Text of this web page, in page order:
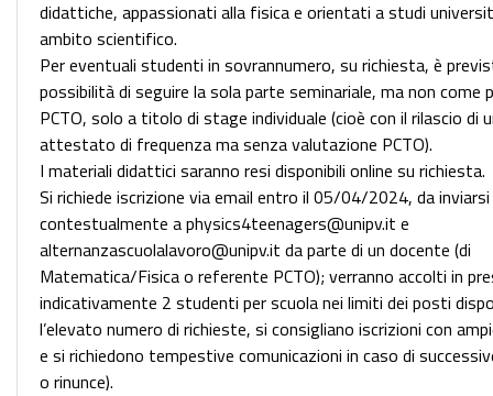
didattiche, appassionati alla fisica e orientati a studi
ambito scientifico.
Per eventuali studenti in sovrannumero, su richiesta, è
possibilità di seguire la sola parte seminariale, ma non
PCTO, solo a titolo di stage individuale (cioè con il rilascio di
attestato di frequenza ma senza valutazione PCTO).
I materiali didattici saranno resi disponibili online su richiesta.
Si richiede iscrizione via email entro il 05/04/2024, da inviarsi
contestualmente a physics4teenagers@unipv.it e
alternanzascuolalavoro@unipv.it da parte di un docente (di
Matematica/Fisica o referente PCTO); verranno accolti in
indicativamente 2 studenti per scuola nei limiti dei posti
l’elevato numero di richieste, si consigliano iscrizioni con
e si richiedono tempestive comunicazioni in caso di
o rinunce).